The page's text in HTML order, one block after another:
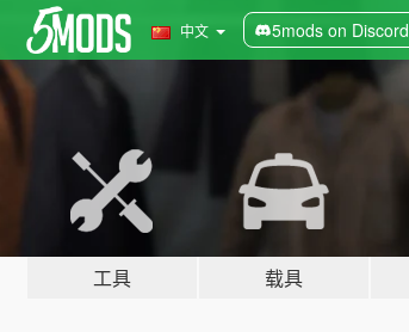
中文 5mods on Discord
工具 载具